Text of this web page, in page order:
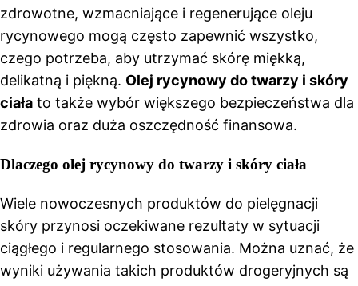
zdrowotne, wzmacniające i regenerujące oleju
rycynowego mogą często zapewnić wszystko,
czego potrzeba, aby utrzymać skórę miękką,
delikatną i piękną. Olej rycynowy do twarzy i skóry
ciała to także wybór większego bezpieczeństwa dla
zdrowia oraz duża oszczędność finansowa.
Dlaczego olej rycynowy do twarzy i skóry ciała
Wiele nowoczesnych produktów do pielęgnacji
skóry przynosi oczekiwane rezultaty w sytuacji
ciągłego i regularnego stosowania. Można uznać, że
wyniki używania takich produktów drogeryjnych są